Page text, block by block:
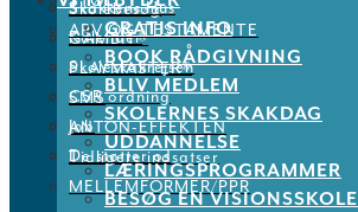
Skolebesøg
GAMBIT®
PLAYMASTER®
SMS
ANTON-EFFEKTEN
Tidligere indsatser
MELLEMFORMER/PPR
Skakkens Hus
Kalender
Skoleskakrejsen
CSR ordning
Job
De støtter os
ARV OG TESTAMENTE
GRATIS INFO
BOOK RÅDGIVNING
BLIV MEDLEM
SKOLERNES SKAKDAG
UDDANNELSE
LÆRINGSPROGRAMMER
BESØG EN VISIONSSKOLE